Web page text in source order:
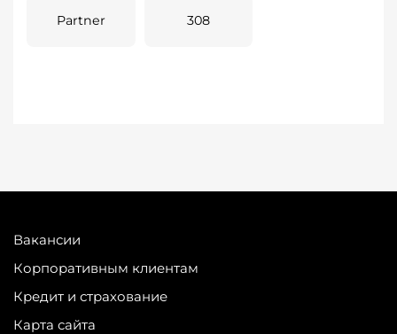
Partner 308
Вакансии
Корпоративным клиентам
Кредит и страхование
Карта сайта